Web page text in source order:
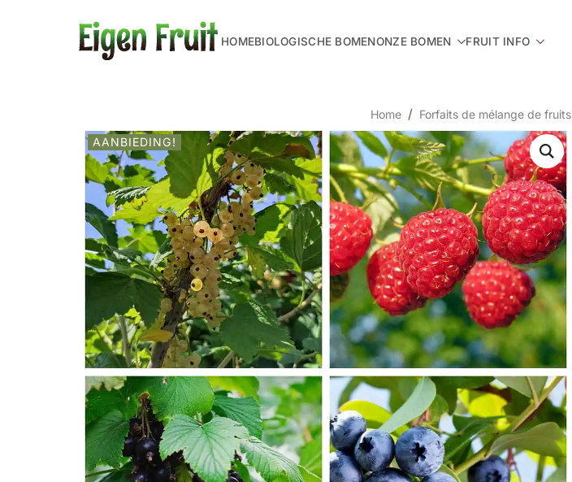
HOMEBIOLOGISCHE BOMENONZE BOMEN FRUIT INFO
Home Forfaits de mélange de fruits
AANBIEDING!